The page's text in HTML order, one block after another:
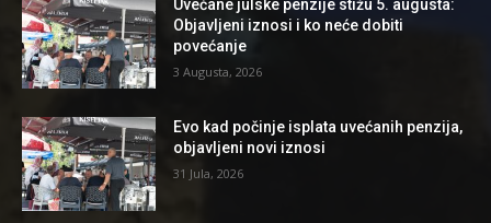
Uvećane julske penzije stižu 5. augusta:
Objavljeni iznosi i ko neće dobiti
povećanje
3 Augusta, 2026
Evo kad počinje isplata uvećanih penzija,
objavljeni novi iznosi
31 Jula, 2026